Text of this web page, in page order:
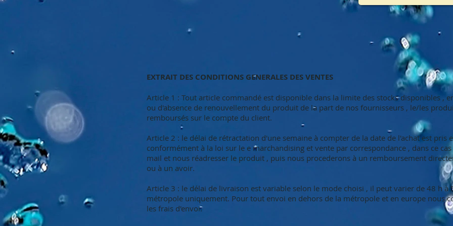
EXTRAIT DES CONDITIONS GENERALES DES VENTES
Article 1 : Tout article commandé est disponible dans la limite des stocks disponibles ,
ou d'absence de renouvellement du produit de la part de nos fournisseurs , le/les
remboursés sur le compte du client.
Article 2 : le délai de rétractation d'une semaine à compter de la date de l'achat est pris
conformément à la loi sur le e marchandising et vente par correspondance , dans ce
mail et nous réadresser le produit , puis nous procederons à un remboursement
ou à un avoir.
Article 3 : le délai de livraison est variable selon le mode choisi , il peut varier de 48 h à
métropole uniquement. Pour tout envoi en dehors de la métropole et en europe nous
les frais d'envoi.